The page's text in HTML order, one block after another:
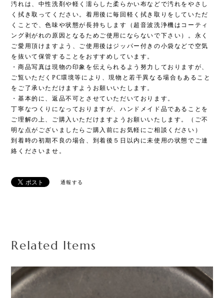
汚れは、中性洗剤や軽く濡らした柔らかい布などで汚れをやさし
く拭き取ってください。着用後に毎回軽く拭き取りをしていただ
くことで、色味や状態が長持ちします（超音波洗浄機はコーティ
ング剥がれの原因となるためご使用にならないで下さい）。永く
ご愛用頂けますよう、ご使用後はジッパー付きの小袋などで空気
を抜いて保管することをおすすめしています。
・商品写真は現物の印象を伝えられるよう努力しておりますが、
ご覧いただくPC環境等により、現物と若干異なる場合もあること
をご了承いただけますようお願いいたします。
・基本的に、返品不可とさせていただいております。
丁寧なつくりになっておりますが、ハンドメイド品であることを
ご理解の上、ご購入いただけますようお願いいたします。（ご不
明な点がございましたらご購入前にお気軽にご相談ください）
到着時の初期不良の場合、到着後５日以内に未使用の状態でご連
絡くださいませ。
通報する
Related Items